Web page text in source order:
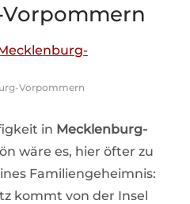
Vorpommern
in Mecklenburg-
wäre es, hier öfter zu
Familiengeheimnis:
kommt von der Insel